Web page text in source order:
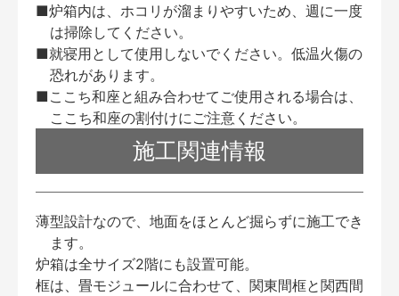
■炉箱内は、ホコリが溜まりやすいため、週に一度
は掃除してください。
■就寝用として使用しないでください。低温火傷の
恐れがあります。
■ここち和座と組み合わせてご使用される場合は、
ここち和座の割付けにご注意ください。
施工関連情報
薄型設計なので、地面をほとんど掘らずに施工でき
ます。
炉箱は全サイズ2階にも設置可能。
框は、畳モジュールに合わせて、関東間框と関西間